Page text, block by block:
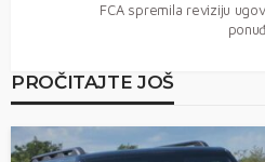
FCA spremila reviziju
PROČITAJTE JOŠ